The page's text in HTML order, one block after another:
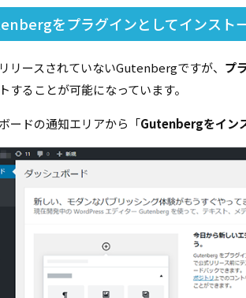
をプラグインとしてインスト
リースされていないGutenbergですが、 プ
することが可能になっています。
ードの通知エリアから「Gutenbergをイン